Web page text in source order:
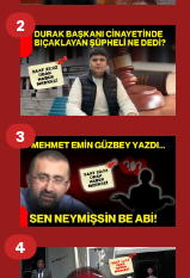
2
3
4